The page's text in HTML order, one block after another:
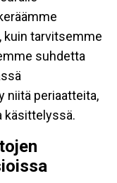
kuin tarvitsemme
suhdetta
niitä periaatteita,
käsittelyssä.